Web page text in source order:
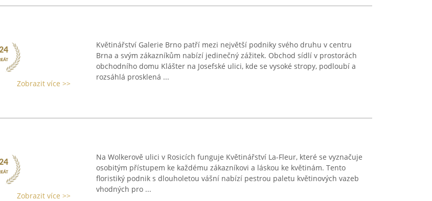
Zobrazit více >>
Květinářství Galerie Brno patří mezi největší podniky svého druhu v centru
Brna a svým zákazníkům nabízí jedinečný zážitek. Obchod sídlí v prostorách
obchodního domu Klášter na Josefské ulici, kde se vysoké stropy, podloubí a
rozsáhlá prosklená ...
Zobrazit více >>
Na Wolkerově ulici v Rosicích funguje Květinářství La-Fleur, které se vyznačuje
osobitým přístupem ke každému zákazníkovi a láskou ke květinám. Tento
floristiký podnik s dlouholetou vášní nabízí pestrou paletu květinových vazeb
vhodných pro ...